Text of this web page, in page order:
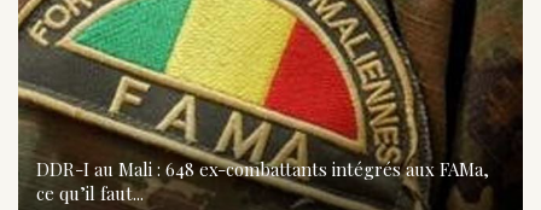
DDR-I au Mali : 648 ex-combattants intégrés aux FAMa,
ce qu’il faut...